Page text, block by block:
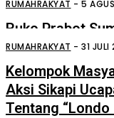
Diduga Asal
RUMAHRAKYAT - 5
Ruko Prabot
Perdagangan
RUMAHRAKYAT - 31
Kelompok
Aksi Sikapi
Tentang “Londo